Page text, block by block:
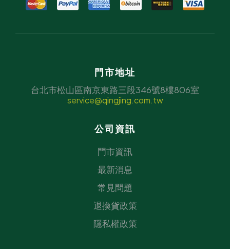
門市地址
台北市松山區南京東路三段346號8樓806室
service@qingjing.com.tw
公司資訊
門市資訊
最新消息
常見問題
退換貨政策
隱私權政策